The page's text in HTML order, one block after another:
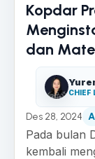
Kopdar
dan
CHIEF
Des 28, 2024
Pada bulan
kembali